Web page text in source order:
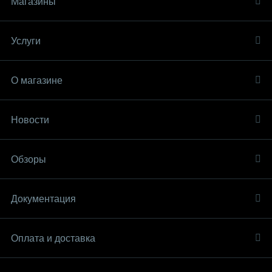
Услуги
О магазине
Новости
Обзоры
Документация
Оплата и доставка